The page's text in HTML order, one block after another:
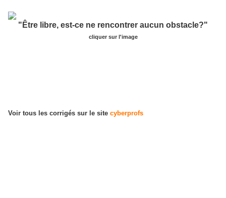
"Être libre, est-ce ne rencontrer aucun obstacle?"
cliquer sur l'image
Voir tous les corrigés sur le site cyberprofs